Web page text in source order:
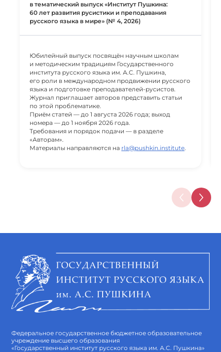
в тематический выпуск «Институт Пушкина:
60 лет развития русистики и преподавания
русского языка в мире» (№ 4, 2026)
Юбилейный выпуск посвящён научным школам
и методическим традициям Государственного
института русского языка им. А.С. Пушкина,
его роли в международном продвижении русского
языка и подготовке преподавателей-русистов.
Журнал приглашает авторов представить статьи
по этой проблематике.
Приём статей — до 1 августа 2026 года; выход
номера — до 1 ноября 2026 года.
Требования и порядок подачи — в разделе
«Авторам».
Материалы направляются на rla@pushkin.institute.
Федеральное государственное бюджетное образовательное
учреждение высшего образования
«Государственный институт русского языка им. А.С. Пушкина»